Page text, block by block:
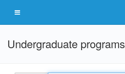
Undergraduate programs